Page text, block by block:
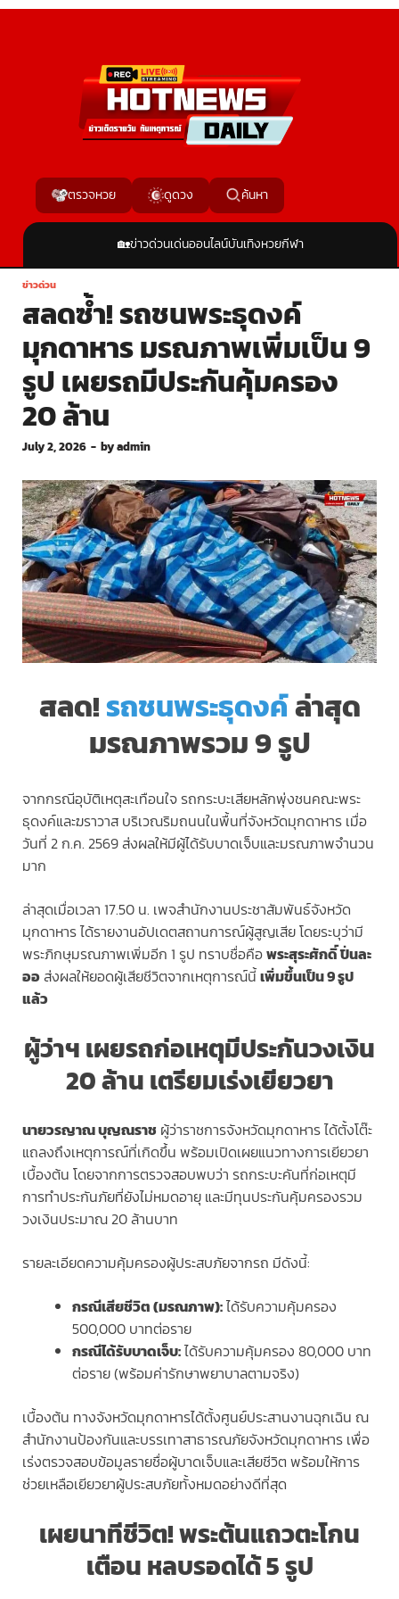
ตรวจหวย ดูดวง ค้นหา
🏡ข่าวด่วนเด่นออนไลน์บันเทิงหวยกีฬา
ข่าวด่วน
สลดซ้ำ! รถชนพระธุดงค์
มุกดาหาร มรณภาพเพิ่มเป็น 9
รูป เผยรถมีประกันคุ้มครอง
20 ล้าน
July 2, 2026 - byadmin
สลด!รถชนพระธุดงค์ล่าสุด
มรณภาพรวม 9 รูป
จากกรณีอุบัติเหตุสะเทือนใจ รถกระบะเสียหลักพุ่งชนคณะพระ
ธุดงค์และฆราวาส บริเวณริมถนนในพื้นที่จังหวัดมุกดาหาร เมื่อ
วันที่ 2 ก.ค. 2569 ส่งผลให้มีผู้ได้รับบาดเจ็บและมรณภาพจำนวน
มาก
ล่าสุดเมื่อเวลา 17.50 น. เพจสำนักงานประชาสัมพันธ์จังหวัด
มุกดาหาร ได้รายงานอัปเดตสถานการณ์ผู้สูญเสีย โดยระบุว่ามี
พระภิกษุมรณภาพเพิ่มอีก 1 รูป ทราบชื่อคือพระสุระศักดิ์ ปิ่นละ
ออส่งผลให้ยอดผู้เสียชีวิตจากเหตุการณ์นี้เพิ่มขึ้นเป็น 9 รูป
แล้ว
ผู้ว่าฯ เผยรถก่อเหตุมีประกันวงเงิน
20 ล้าน เตรียมเร่งเยียวยา
นายวรญาณ บุญณราช ผู้ว่าราชการจังหวัดมุกดาหาร ได้ตั้งโต๊ะ
แถลงถึงเหตุการณ์ที่เกิดขึ้น พร้อมเปิดเผยแนวทางการเยียวยา
เบื้องต้น โดยจากการตรวจสอบพบว่า รถกระบะคันที่ก่อเหตุมี
การทำประกันภัยที่ยังไม่หมดอายุ และมีทุนประกันคุ้มครองรวม
วงเงินประมาณ 20 ล้านบาท
รายละเอียดความคุ้มครองผู้ประสบภัยจากรถ มีดังนี้:
กรณีเสียชีวิต (มรณภาพ):ได้รับความคุ้มครอง
500,000 บาทต่อราย
กรณีได้รับบาดเจ็บ:ได้รับความคุ้มครอง 80,000 บาท
ต่อราย (พร้อมค่ารักษาพยาบาลตามจริง)
เบื้องต้น ทางจังหวัดมุกดาหารได้ตั้งศูนย์ประสานงานฉุกเฉิน ณ
สำนักงานป้องกันและบรรเทาสาธารณภัยจังหวัดมุกดาหาร เพื่อ
เร่งตรวจสอบข้อมูลรายชื่อผู้บาดเจ็บและเสียชีวิต พร้อมให้การ
ช่วยเหลือเยียวยาผู้ประสบภัยทั้งหมดอย่างดีที่สุด
เผยนาทีชีวิต! พระต้นแถวตะโกน
เตือน หลบรอดได้ 5 รูป